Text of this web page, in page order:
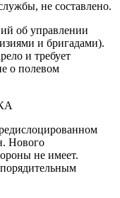
не составлено.
об управлении
и бригадами).
и требует
о полевом
Нового
не имеет.